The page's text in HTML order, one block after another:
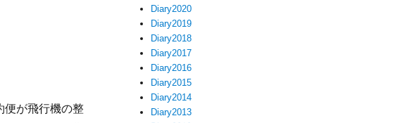
便が飛行機の整
Diary2020
Diary2019
Diary2018
Diary2017
Diary2016
Diary2015
Diary2014
Diary2013